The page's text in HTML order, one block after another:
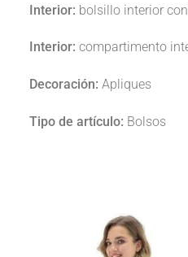
Interior: bolsillo interior
Interior: compartimento
Decoración: Apliques
Tipo de artículo: Bolsos